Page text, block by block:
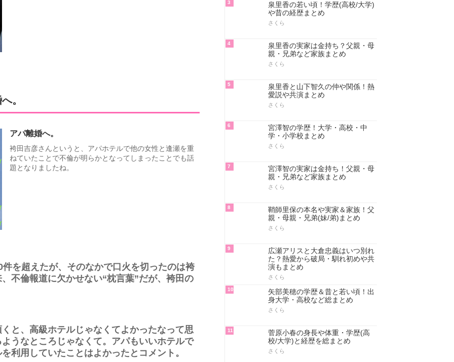
。
アパ離婚へ。
袴田吉彦さんというと、アパホテルで他の女性と逢瀬を重
ねていたことで不倫が明らかとなってしまったことでも話
題となりましたね。
を超えたが、そのなかで口火を切ったのは袴
不倫報道に欠かせない“枕言葉”だが、袴田の
と、高級ホテルじゃなくてよかったなって思
うなところじゃなくて。アパもいいホテルで
利用していたことはよかったとコメント。
3
泉里香の若い頃！学歴(高校/大学)
や昔の経歴まとめ
さくら
4
泉里香の実家は金持ち？父親・母
親・兄弟など家族まとめ
さくら
5
泉里香と山下智久の仲や関係！熱
愛説や共演まとめ
さくら
6
宮澤智の学歴！大学・高校・中
学・小学校まとめ
さくら
7
宮澤智の実家は金持ち！父親・母
親・兄弟など家族まとめ
さくら
8
鞘師里保の本名や実家＆家族！父
親・母親・兄弟(妹/弟)まとめ
さくら
9
広瀬アリスと大倉忠義はいつ別れ
た？熱愛から破局・馴れ初めや共
演もまとめ
さくら
10
矢部美穂の学歴＆昔と若い頃！出
身大学・高校など総まとめ
さくら
11
菅原小春の身長や体重・学歴(高
校/大学)と経歴を総まとめ
さくら